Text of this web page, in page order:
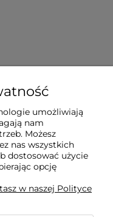
umożliwiają
nam
Możesz
nas wszystkich
dostosować użycie
opcję
w naszej Polityce